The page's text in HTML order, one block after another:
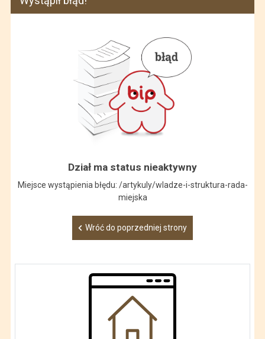
Dział ma status nieaktywny
Miejsce wystąpienia błędu: /artykuly/wladze-i-struktura-rada-
miejska
Wróć do poprzedniej strony